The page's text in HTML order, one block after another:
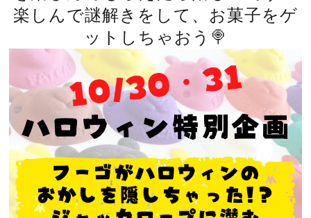
楽しんで謎解きをして、お菓子をゲ
ットしちゃおう🍭